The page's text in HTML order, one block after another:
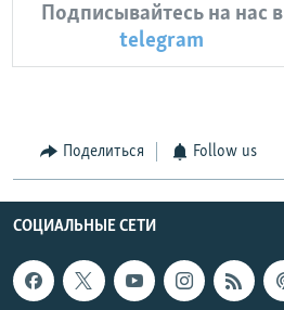
Подписывайтесь на нас в
telegram
Поделиться Follow us
СОЦИАЛЬНЫЕ СЕТИ